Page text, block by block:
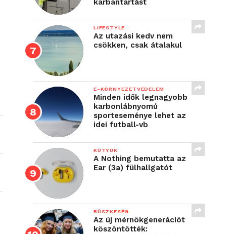
karbantartást
LIFESTYLE
Az utazási kedv nem
csökken, csak átalakul
E-KÖRNYEZETVÉDELEM
Minden idők legnagyobb
karbonlábnyomú
sporteseménye lehet az
idei futball-vb
KÜTYÜK
A Nothing bemutatta az
Ear (3a) fülhallgatót
BÜSZKESÉG
Az új mérnökgenerációt
köszöntötték: